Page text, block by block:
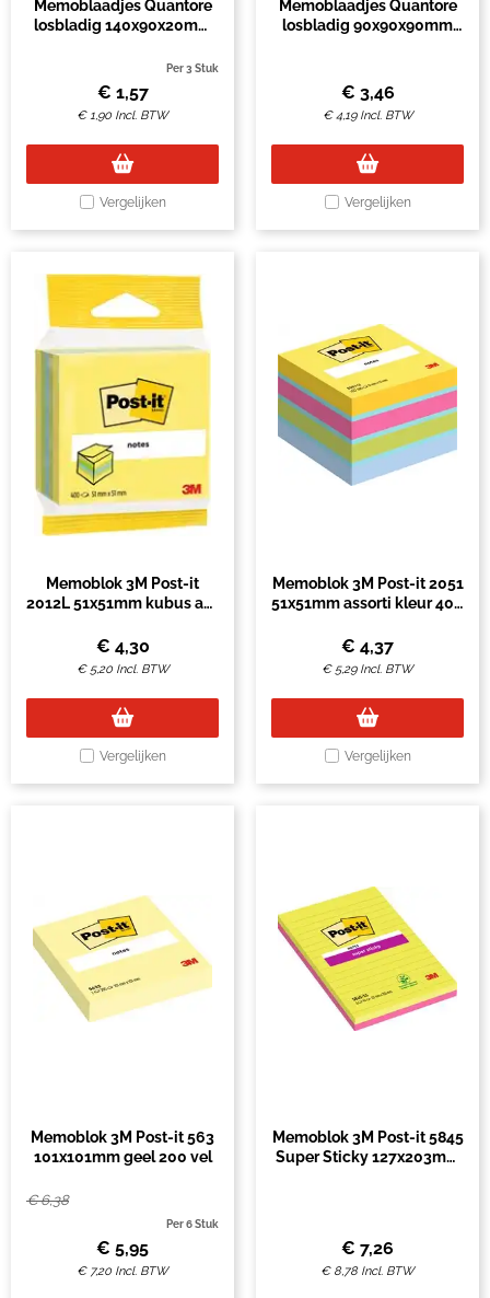
Memoblaadjes Quantore
losbladig 140x90x20mm
Per 3 Stuk
€ 1,57
€1,90 Incl. BTW
Vergelijken
Memoblaadjes Quantore
losbladig 90x90x90mm
€ 3,46
€4,19 Incl. BTW
Vergelijken
Memoblok 3M Post-it
2012L 51x51mm kubus ass
€ 4,30
€ 5,20 Incl. BTW
Vergelijken
Memoblok 3M Post-it 2051
51x51mm assorti kleur 400
€ 4,37
€ 5,29 Incl. BTW
Vergelijken
Memoblok 3M Post-it 563
101x101mm geel 200 vel
€6,38
Per 6 Stuk
€ 5,95
€ 7,20 Incl. BTW
Memoblok 3M Post-it 5845
Super Sticky 127x203mm
€ 7,26
€ 8,78 Incl. BTW